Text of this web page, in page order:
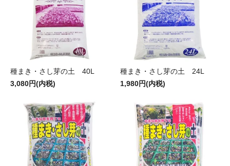
種まき・さし芽の土 40L
3,080円(内税)
種まき・さし芽の土 24L
1,980円(内税)